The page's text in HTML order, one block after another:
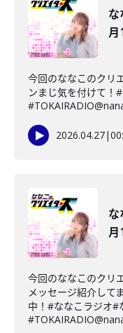
月
今回のななこのクリ
ンまじ気を付けて！
2026.04.27|
月
今回のななこのクリ
メッセージ紹介して
中！#ななこラジオ#